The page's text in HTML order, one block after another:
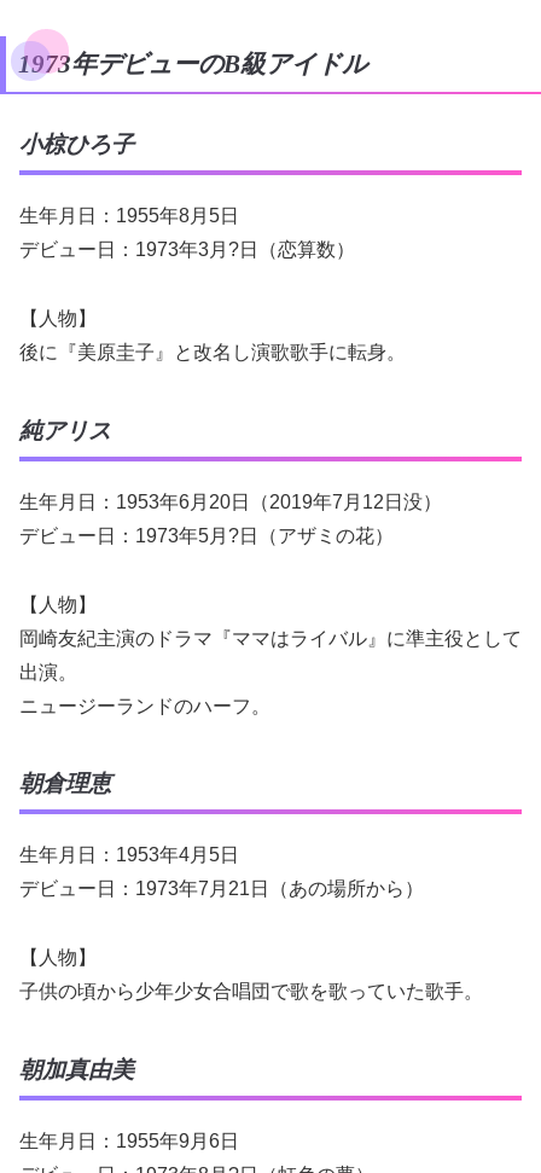
1973年デビューのB級アイドル
小椋ひろ子
生年月日：1955年8月5日
デビュー日：1973年3月?日（恋算数）
【人物】
後に『美原圭子』と改名し演歌歌手に転身。
純アリス
生年月日：1953年6月20日（2019年7月12日没）
デビュー日：1973年5月?日（アザミの花）
【人物】
岡崎友紀主演のドラマ『ママはライバル』に準主役として
出演。
ニュージーランドのハーフ。
朝倉理恵
生年月日：1953年4月5日
デビュー日：1973年7月21日（あの場所から）
【人物】
子供の頃から少年少女合唱団で歌を歌っていた歌手。
朝加真由美
生年月日：1955年9月6日